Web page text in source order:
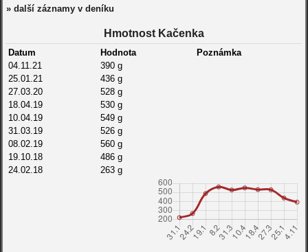
» další záznamy v deníku
Hmotnost Kačenka
Datum Hodnota
Poznámka
04.11.21
390 g
25.01.21
436 g
27.03.20
528 g
18.04.19
530 g
10.04.19
549 g
31.03.19
526 g
08.02.19
560 g
19.10.18
486 g
24.02.18
263 g